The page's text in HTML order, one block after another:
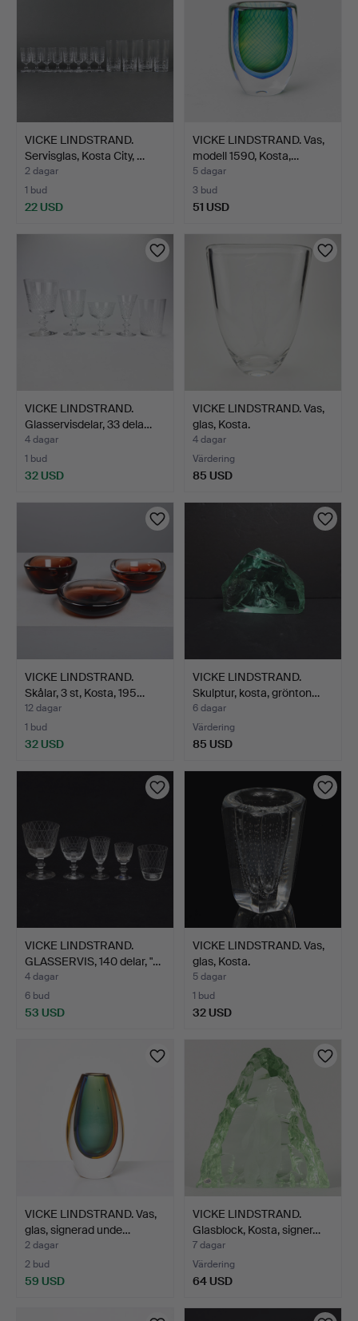
VICKE LINDSTRAND.
Servisglas, Kosta City, …
2 dagar
1 bud
22 USD
VICKE LINDSTRAND. Vas,
modell 1590, Kosta,…
5 dagar
3 bud
51 USD
VICKE LINDSTRAND.
Glasservisdelar, 33 dela…
4 dagar
1 bud
32 USD
VICKE LINDSTRAND. Vas,
glas, Kosta.
4 dagar
Värdering
85 USD
VICKE LINDSTRAND.
Skålar, 3 st, Kosta, 195…
12 dagar
1 bud
32 USD
VICKE LINDSTRAND.
Skulptur, kosta, grönton…
6 dagar
Värdering
85 USD
VICKE LINDSTRAND.
GLASSERVIS, 140 delar, "…
4 dagar
6 bud
53 USD
VICKE LINDSTRAND. Vas,
glas, Kosta.
5 dagar
1 bud
32 USD
VICKE LINDSTRAND. Vas,
glas, signerad unde…
2 dagar
2 bud
59 USD
VICKE LINDSTRAND.
Glasblock, Kosta, signer…
7 dagar
Värdering
64 USD